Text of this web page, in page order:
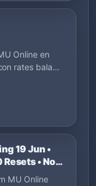
Online en
rates bala…
19 Jun •
Resets • No
MU Online